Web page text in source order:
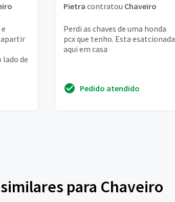
apartir
de
Pietra contratou Chaveiro
Perdi as chaves de uma honda
pcx que tenho. Esta esatcionada
aqui em casa
Pedido atendido
para Chaveiro